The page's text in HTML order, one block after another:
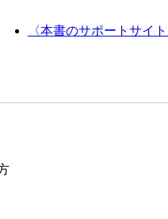
〈本書のサポートサイト